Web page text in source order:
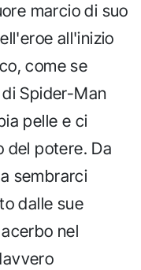
marcio di suo
all'inizio
come se
Spider-Man
pelle e ci
del potere. Da
sembrarci
dalle sue
nel